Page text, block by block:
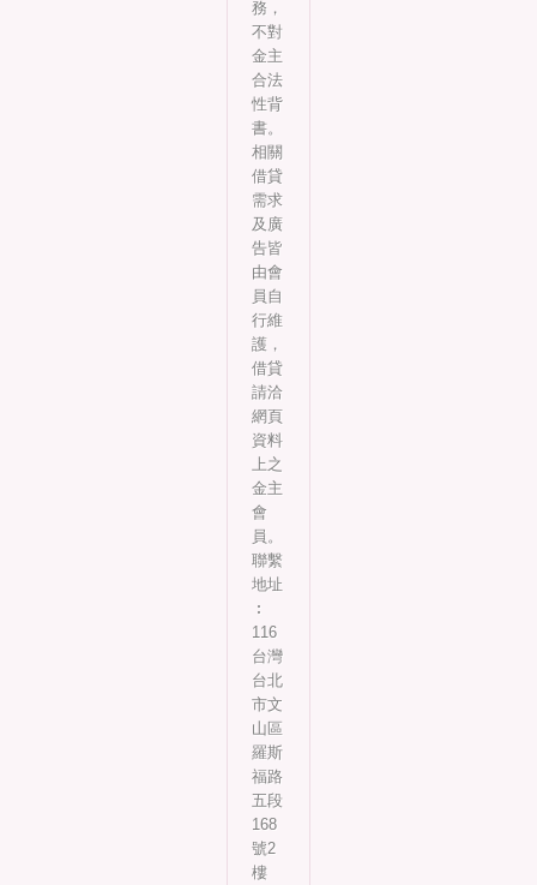
務，
不對
金主
合法
性背
書。
相關
借貸
需求
及廣
告皆
由會
員自
行維
護，
借貸
請洽
網頁
資料
上之
金主
會
員。
聯繫
地址
︰
116
台灣
台北
市文
山區
羅斯
福路
五段
168
號2
樓